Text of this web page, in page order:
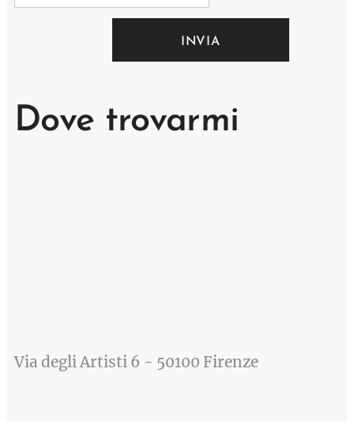
INVIA
Dove trovarmi
Via degli Artisti 6 - 50100 Firenze